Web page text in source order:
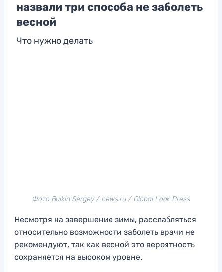
назвали три способа не заболеть
весной
Что нужно делать
Фото Bulkin Sergey / news.ru / Global Look Press
Несмотря на завершение зимы, расслабляться
относительно возможности заболеть врачи не
рекомендуют, так как весной это вероятность
сохраняется на высоком уровне.